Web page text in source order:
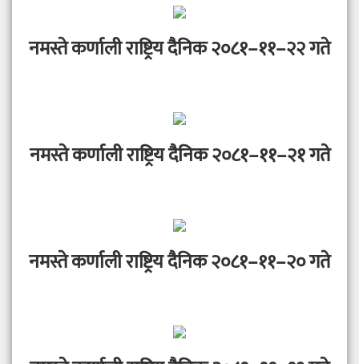
नमस्ते कर्णाली राष्ट्रिय दैनिक २०८१–११–२२ गते
नमस्ते कर्णाली राष्ट्रिय दैनिक २०८१–११–२१ गते
नमस्ते कर्णाली राष्ट्रिय दैनिक २०८१–११–२० गते